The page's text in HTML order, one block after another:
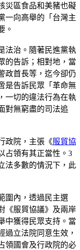
災區食品和美豬也礙
一向高舉的「台灣主
。
法治。隨著民進黨執
的告訴；相對地，當
政首長等，迄今卻仍
是告訴民眾「革命無
一切的違法行為在執
對無窮盡的司法追
政院，主張《服貿協
占領有其正當性。3
法多數的情況下，此
圍內，透過民主選
《服貿協議》及兩岸
中獲得民眾支持。當
過立法院同意生效，
領國會及行政院的必